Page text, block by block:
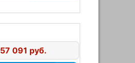
57 091 руб.